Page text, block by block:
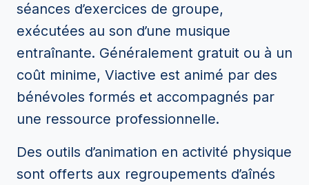
séances d’exercices de groupe,
exécutées au son d’une musique
entraînante. Généralement gratuit ou à un
coût minime, Viactive est animé par des
bénévoles formés et accompagnés par
une ressource professionnelle.
Des outils d’animation en activité physique
sont offerts aux regroupements d’aînés